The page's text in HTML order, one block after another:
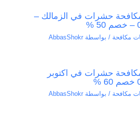
حشرات في الزمالك –
مكافحة / بواسطة AbbasShokr
حشرات في اكتوبر
مكافحة / بواسطة AbbasShokr